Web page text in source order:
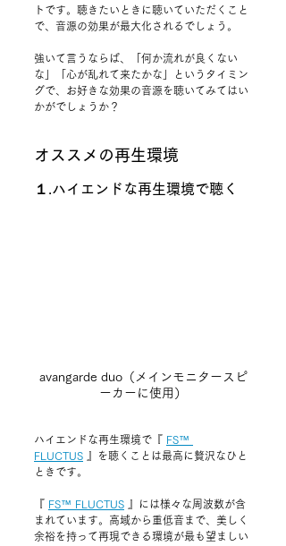
トです。聴きたいときに聴いていただくこと
で、音源の効果が最大化されるでしょう。
強いて言うならば、「何か流れが良くない
な」「心が乱れて来たかな」というタイミン
グで、お好きな効果の音源を聴いてみてはい
かがでしょうか？
オススメの再生環境
１.ハイエンドな再生環境で聴く
avangarde duo（メインモニタースピ
ーカーに使用）
ハイエンドな再生環境で 『 FS™
FLUCTUS 』
を聴くことは最高に贅沢なひと
ときです。
『 FS™ FLUCTUS 』
には様々な周波数が含
まれています。高域から重低音まで、美しく
余裕を持って再現できる環境が最も望ましい